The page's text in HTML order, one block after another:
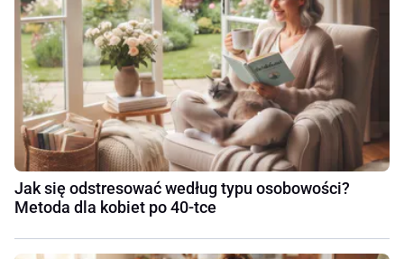
Jak się odstresować według typu osobowości?
Metoda dla kobiet po 40-tce